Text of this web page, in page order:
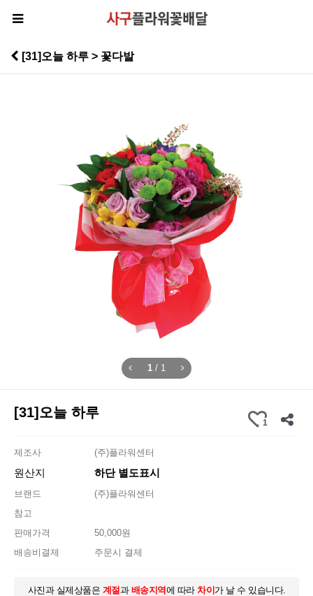
[31]오늘 하루 > 꽃다발
1 / 1
[31]오늘 하루
1
제조사 (주)플라워센터
원산지 하단 별도표시
브랜드
(주)플라워센터
참고
판매가격
50,000원
배송비결제
주문시 결제
사진과 실제상품은 계절과 배송지역에 따라 차이 가 날 수 있습니다.